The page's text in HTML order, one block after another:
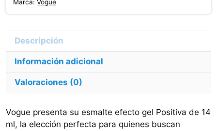
Marca: Vogue
Información adicional
Valoraciones (0)
Vogue presenta su esmalte efecto gel Positiva de 14
ml, la elección perfecta para quienes buscan